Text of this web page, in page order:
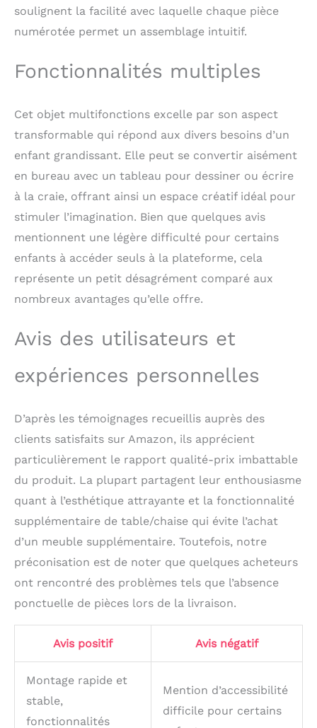
en pot ou les
ornements. 3 en 1 Tour
enfant avec tableau
position debout et
comme petite table en
La fonction pliable du
tour observation enfant
de salle à manger pour
enfants le rend facile à
placer et à retirer sans
aucun effort. Tour d
Observation Enfant:
Cette tour
d'apprentissage est
conçue pour renforcer
confiance en soi de
soulignent la facilité avec laquelle chaque pièce
numérotée permet un assemblage intuitif.
Fonctionnalités multiples
Cet objet multifonctions excelle par son aspect
transformable qui répond aux divers besoins d’un
enfant grandissant. Elle peut se convertir aisément
en bureau avec un tableau pour dessiner ou écrire
à la craie, offrant ainsi un espace créatif idéal pour
stimuler l’imagination. Bien que quelques avis
mentionnent une légère difficulté pour certains
enfants à accéder seuls à la plateforme, cela
représente un petit désagrément comparé aux
nombreux avantages qu’elle offre.
Avis des utilisateurs et
expériences personnelles
D’après les témoignages recueillis auprès des
clients satisfaits sur Amazon, ils apprécient
particulièrement le rapport qualité-prix imbattable
du produit. La plupart partagent leur enthousiasme
quant à l’esthétique attrayante et la fonctionnalité
supplémentaire de table/chaise qui évite l’achat
d’un meuble supplémentaire. Toutefois, notre
préconisation est de noter que quelques acheteurs
ont rencontré des problèmes tels que l’absence
ponctuelle de pièces lors de la livraison.
Avis positif Avis négatif
Montage rapide et
stable,
fonctionnalités
Mention d’accessibilité
difficile pour certains